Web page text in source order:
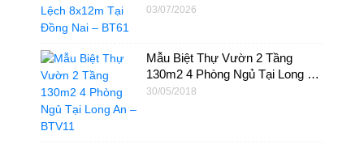
BT61
03/07/2026
Mẫu Biệt Thự Vườn 2 Tầng
130m2 4 Phòng Ngủ Tại Long An
– BTV11
30/05/2018